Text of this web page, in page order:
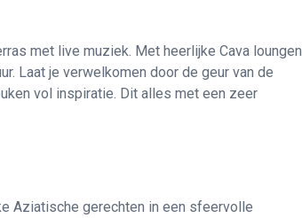
met live muziek. Met heerlijke Cava loungen
Laat je verwelkomen door de geur van de
vol inspiratie. Dit alles met een zeer
Aziatische gerechten in een sfeervolle